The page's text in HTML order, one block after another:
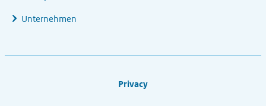
Unternehmen
Privacy